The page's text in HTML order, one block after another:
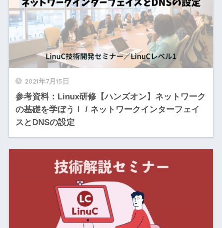
2021年7月15日
参考資料：Linux研修【ハンズオン】ネットワーク
の基礎を学ぼう！ / ネットワークインターフェイ
スとDNSの設定